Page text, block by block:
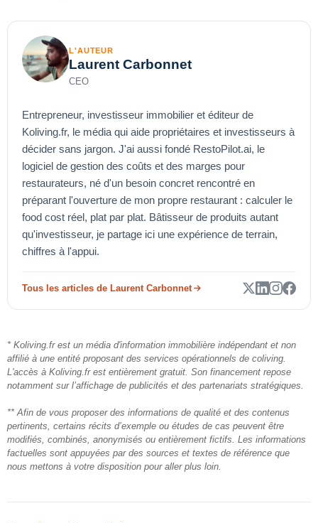
L'AUTEUR
Laurent Carbonnet
CEO
Entrepreneur, investisseur immobilier et éditeur de
Koliving.fr, le média qui aide propriétaires et investisseurs à
décider sans jargon. J'ai aussi fondé RestoPilot.ai, le
logiciel de gestion des coûts et des marges pour
restaurateurs, né d'un besoin concret rencontré en
préparant l'ouverture de mon propre restaurant : calculer le
food cost réel, plat par plat. Bâtisseur de produits autant
qu'investisseur, je partage ici une expérience de terrain,
chiffres à l'appui.
Tous les articles de Laurent Carbonnet
* Koliving.fr est un média d'information immobilière indépendant et non
affilié à une entité proposant des services opérationnels de coliving.
L'accès à Koliving.fr est entièrement gratuit. Son financement repose
notamment sur l’affichage de publicités et des partenariats stratégiques.
** Afin de vous proposer des informations de qualité et des contenus
pertinents, certains récits d’exemple ou études de cas peuvent être
modifiés, combinés, anonymisés ou entièrement fictifs. Les informations
factuelles sont appuyées par des sources et textes de référence que
nous mettons à votre disposition pour aller plus loin.